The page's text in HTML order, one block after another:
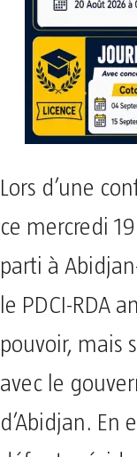
Lors d’une
ce mercredi
parti à
le PDCI-RDA
pouvoir, mais
avec le
d’Abidjan. En